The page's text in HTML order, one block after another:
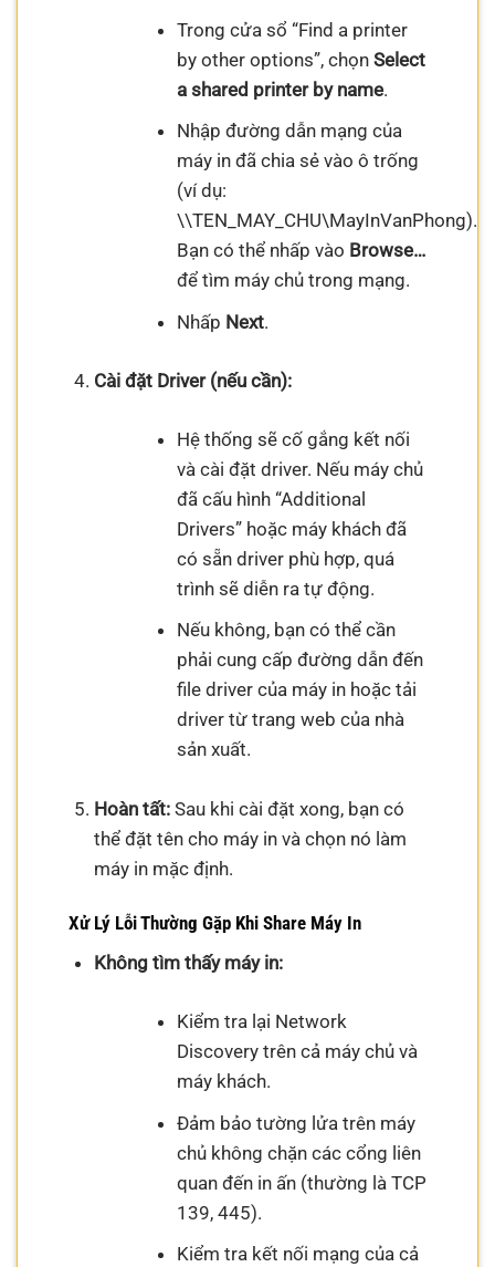
Trong cửa sổ “Find a printer
by other options”, chọn Select
a shared printer by name.
Nhập đường dẫn mạng của
máy in đã chia sẻ vào ô trống
(ví dụ:
\\TEN_MAY_CHU\MayInVanPhong).
Bạn có thể nhấp vào Browse…
để tìm máy chủ trong mạng.
Nhấp Next.
Cài đặt Driver (nếu cần):
Hệ thống sẽ cố gắng kết nối
và cài đặt driver. Nếu máy chủ
đã cấu hình “Additional
Drivers” hoặc máy khách đã
có sẵn driver phù hợp, quá
trình sẽ diễn ra tự động.
Nếu không, bạn có thể cần
phải cung cấp đường dẫn đến
file driver của máy in hoặc tải
driver từ trang web của nhà
sản xuất.
Hoàn tất:Sau khi cài đặt xong, bạn có
thể đặt tên cho máy in và chọn nó làm
máy in mặc định.
Xử Lý Lỗi Thường Gặp Khi Share Máy In
Không tìm thấy máy in:
Kiểm tra lại Network
Discovery trên cả máy chủ và
máy khách.
Đảm bảo tường lửa trên máy
chủ không chặn các cổng liên
quan đến in ấn (thường là TCP
139, 445).
Kiểm tra kết nối mạng của cả